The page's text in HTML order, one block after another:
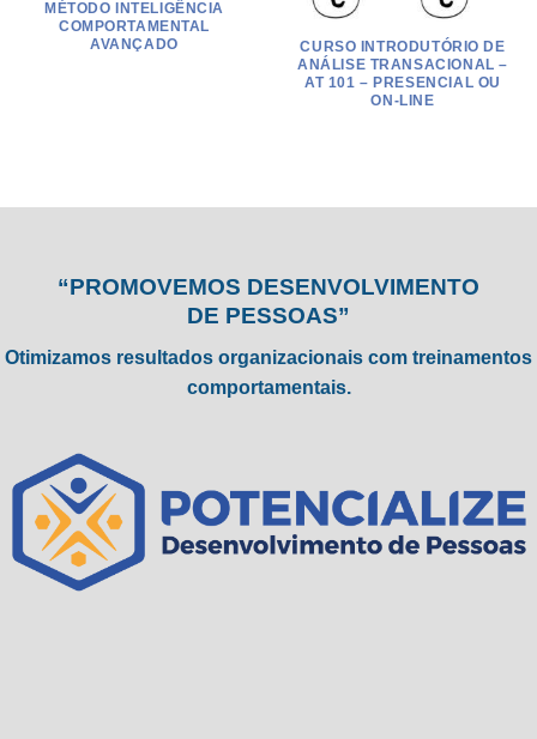
MÉTODO INTELIGÊNCIA
COMPORTAMENTAL
AVANÇADO
CURSO INTRODUTÓRIO DE
ANÁLISE TRANSACIONAL –
AT 101 – PRESENCIAL OU
ON-LINE
“PROMOVEMOS DESENVOLVIMENTO
DE PESSOAS”
Otimizamos resultados organizacionais com treinamentos
comportamentais.